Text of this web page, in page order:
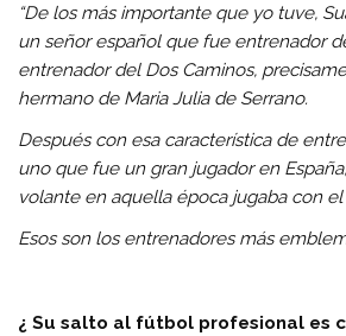
“De los más importante que yo tuve,
un señor español que fue entrenador
entrenador del Dos Caminos,
hermano de Maria Julia de Serrano.
Después con esa característica de
uno que fue un gran jugador en
volante en aquella época jugaba con el
Esos son los entrenadores más
¿ Su salto al fútbol profesional es